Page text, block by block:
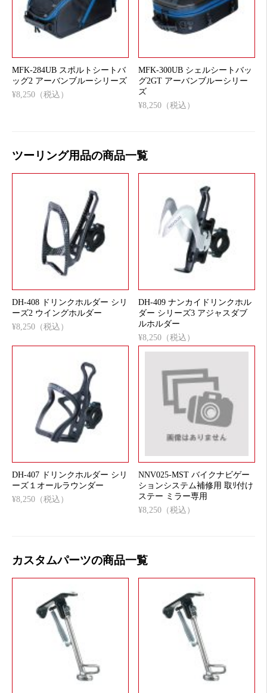
MFK-284UB スポルトシートバ
ッグ2 アーバンブルーシリーズ
¥8,250（税込）
MFK-300UB シェルシートバッ
グ2GT アーバンブルーシリー
ズ
¥8,250（税込）
ツーリング用品の商品一覧
DH-408 ドリンクホルダー シリ
ーズ2 ウイングホルダー
¥8,250（税込）
DH-409 ナンカイドリンクホル
ダー シリーズ3 アジャスダブ
ルホルダー
¥8,250（税込）
DH-407 ドリンクホルダー シリ
ーズ１オールラウンダー
¥8,250（税込）
NNV025-MST バイクナビゲー
ションシステム補修用 取ﾘ付け
ステー ミラー専用
¥8,250（税込）
カスタムパーツの商品一覧